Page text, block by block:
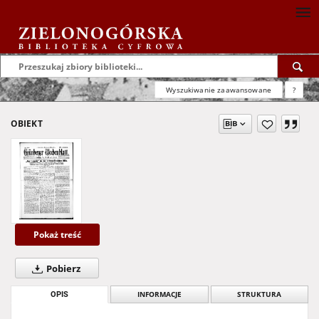
Wyszukiwanie zaawansowane ?
OBIEKT
Pokaż treść
Pobierz
OPIS INFORMACJE STRUKTURA